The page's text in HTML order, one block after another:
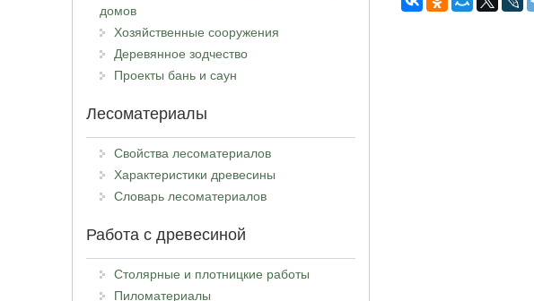
домов
Хозяйственные сооружения
Деревянное зодчество
Проекты бань и саун
Лесоматериалы
Свойства лесоматериалов
Характеристики древесины
Словарь лесоматериалов
Работа с древесиной
Столярные и плотницкие работы
Пиломатериалы